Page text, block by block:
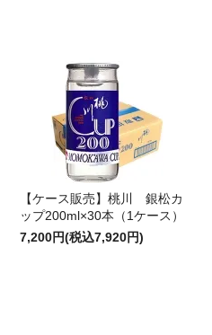
【ケース販売】桃川 銀松カ
ップ200ml×30本（1ケース）
7,200円(税込7,920円)